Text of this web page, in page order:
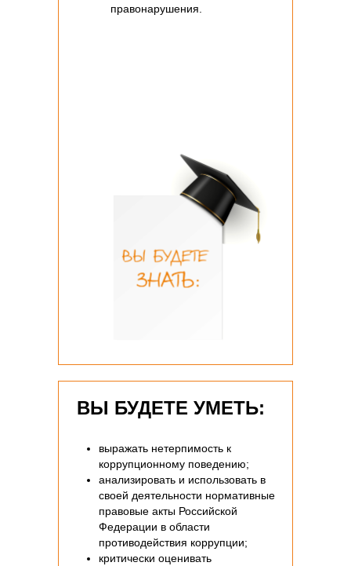
правонарушения.
ВЫ БУДЕТЕ УМЕТЬ:
выражать нетерпимость к
коррупционному поведению;
анализировать и использовать в
своей деятельности нормативные
правовые акты Российской
Федерации в области
противодействия коррупции;
критически оценивать